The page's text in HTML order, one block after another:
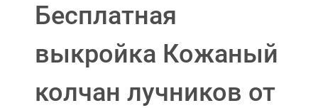
Бесплатная
выкройка Кожаный
колчан лучников от